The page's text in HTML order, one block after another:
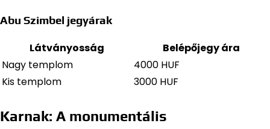
Abu Szimbel jegyárak
Látványosság
Belépőjegy ára
Nagy templom
4000 HUF
Kis templom
3000 HUF
Karnak: A monumentális